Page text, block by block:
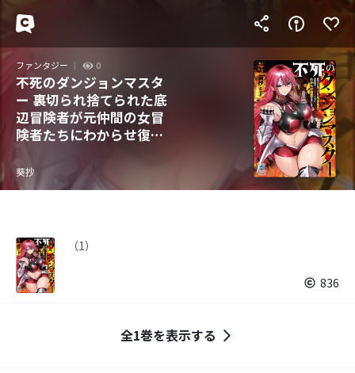
ファンタジー 0
不死のダンジョンマスタ
ー 裏切られ捨てられた底
辺冒険者が元仲間の女冒
険者たちにわからせ復讐
葵抄
（1）
836
全1巻を表示する